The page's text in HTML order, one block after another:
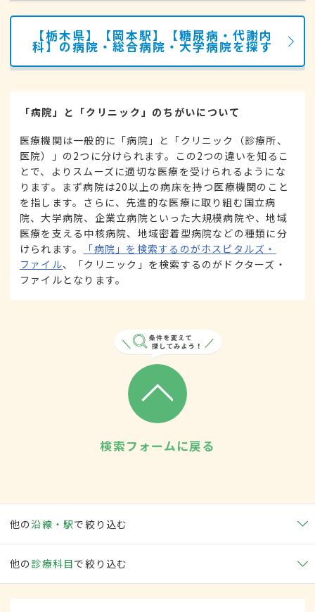
【栃木県】【岡本駅】【糖尿病・代謝内
科】の病院・総合病院・大学病院を探す
「病院」と「クリニック」のちがいについて
医療機関は一般的に「病院」と「クリニック（診療所、
医院）」の2つに分けられます。この2つの違いを知るこ
とで、よりスムーズに適切な医療を受けられるようにな
ります。まず病院は20以上の病床を持つ医療機関のこと
を指します。さらに、先進的な医療に取り組む国立病
院、大学病院、企業立病院といった大規模病院や、地域
医療を支える中核病院、地域密着型病院などの種類に分
けられます。
「病院」を検索するのがホスピタルズ・
ファイル、「クリニック」を検索するのがドクターズ・
ファイルとなります。
検索フォームに戻る
他の沿線・駅で絞り込む
他の 診療科目で絞り込む